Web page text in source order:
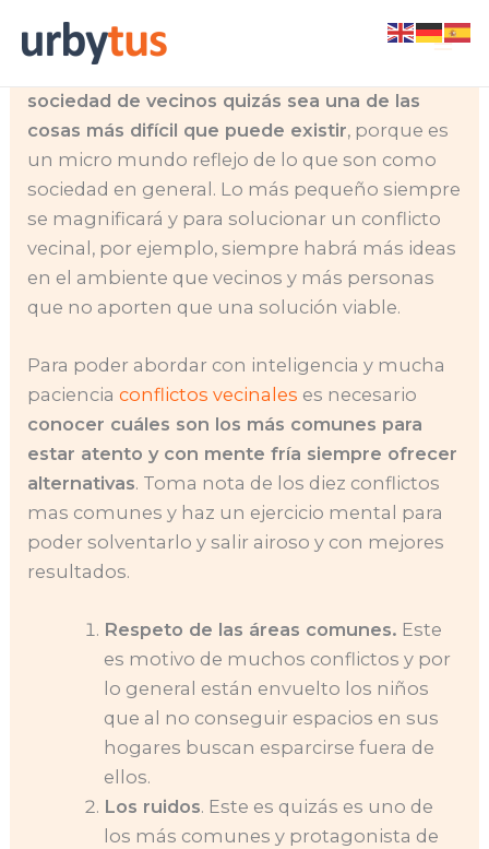
La convivencia es uno de los grandes retos
que se tiene como sociedad.
sociedad de vecinos quizás sea una de las
cosas más difícil que puede existir, porque es
un micro mundo reflejo de lo que son como
sociedad en general. Lo más pequeño siempre
se magnificará y para solucionar un conflicto
vecinal, por ejemplo, siempre habrá más ideas
en el ambiente que vecinos y más personas
que no aporten que una solución viable.
Para poder abordar con inteligencia y mucha
pacienciaconflictos vecinales es necesario
conocer cuáles son los más comunes para
estar atento y con mente fría siempre ofrecer
alternativas. Toma nota de los diez conflictos
mas comunes y haz un ejercicio mental para
poder solventarlo y salir airoso y con mejores
resultados.
Respeto de las áreas comunes. Este
es motivo de muchos conflictos y por
lo general están envuelto los niños
que al no conseguir espacios en sus
hogares buscan esparcirse fuera de
ellos.
Los ruidos. Este es quizás es uno de
los más comunes y protagonista de